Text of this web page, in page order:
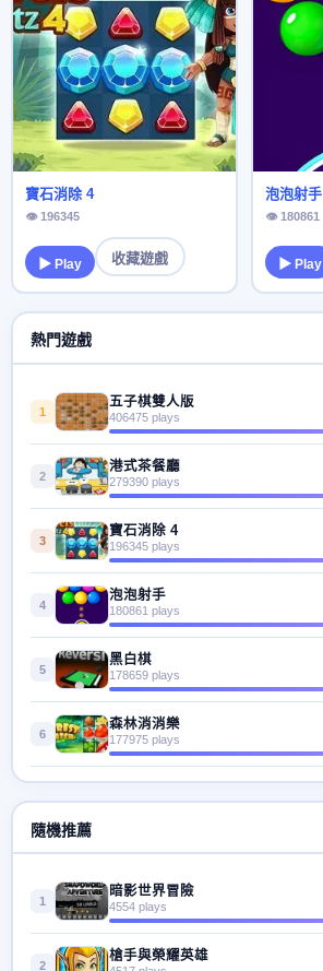
寶石消除 4
👁 196345
▶ Play 收藏遊戲
泡泡射手
👁 180861
▶ Play
熱門遊戲
1
五子棋雙人版
406475 plays
2
港式茶餐廳
279390 plays
3
寶石消除 4
196345 plays
4
泡泡射手
180861 plays
5
黑白棋
178659 plays
6
森林消消樂
177975 plays
隨機推薦
1
暗影世界冒險
4554 plays
2
槍手與榮耀英雄